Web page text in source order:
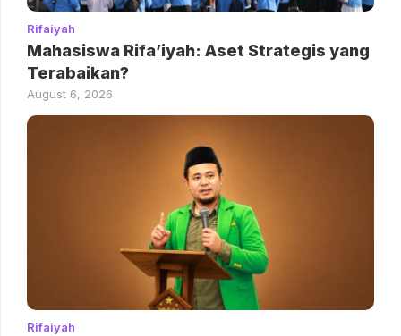
Rifaiyah
Mahasiswa Rifa’iyah: Aset Strategis yang
Terabaikan?
August 6, 2026
Rifaiyah